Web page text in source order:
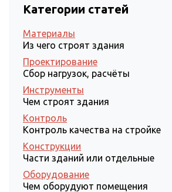
Категории статей
Материалы
Из чего строят здания
Проектирование
Сбор нагрузок, расчёты
Инструменты
Чем строят здания
Контроль
Контроль качества на стройке
Конструкции
Части зданий или отдельные
Оборудование
Чем оборудуют помещения